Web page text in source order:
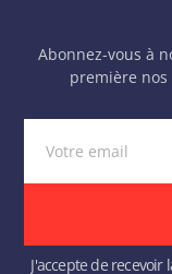
Abonnez-vous à
première
J'accepte de